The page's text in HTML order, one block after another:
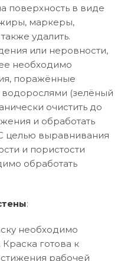
поверхность в виде
маркеры,
удалить.
или неровности,
необходимо
поражённые
(зелёный
очистить до
и обработать
целью выравнивания
и пористости
обработать
:
необходимо
готова к
рабочей